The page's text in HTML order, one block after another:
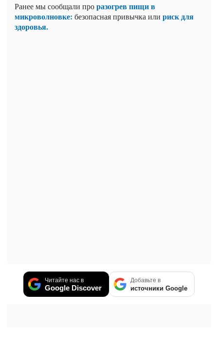
Ранее мы сообщали проразогрев пищи в
микроволновке: безопасная привычка или риск для
здоровья.
Читайте нас в
Google Discover
Добавьте в
источники Google